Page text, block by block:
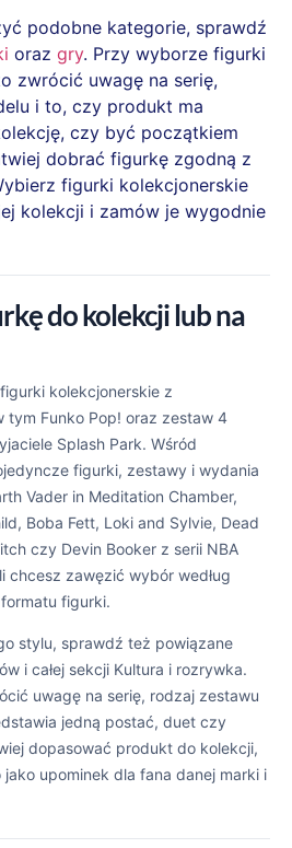
podobne kategorie, sprawdź
oraz gry. Przy wyborze figurki
zwrócić uwagę na serię,
i to, czy produkt ma
czy być początkiem
dobrać figurkę zgodną z
figurki kolekcjonerskie
kolekcji i zamów je wygodnie
do kolekcji lub na
kolekcjonerskie z
tym Funko Pop! oraz zestaw 4
Splash Park. Wśród
figurki, zestawy i wydania
Vader in Meditation Chamber,
Boba Fett, Loki and Sylvie, Dead
czy Devin Booker z serii NBA
chcesz zawęzić wybór według
figurki.
stylu, sprawdź też powiązane
i całej sekcji Kultura i rozrywka.
uwagę na serię, rodzaj zestawu
jedną postać, duet czy
dopasować produkt do kolekcji,
upominek dla fana danej marki i